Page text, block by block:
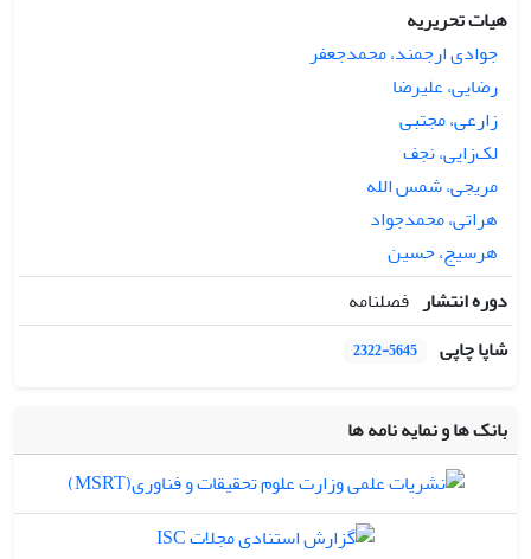
هیات تحریریه
جوادی ارجمند، محمدجعفر
رضایی، علیرضا
زارعی، مجتبی
لک‌زایی، نجف
مریجی، شمس الله
هراتی، محمدجواد
هرسیج، حسین
دوره انتشار فصلنامه
شاپا چاپی
2322-5645
بانک ها و نمایه نامه ها